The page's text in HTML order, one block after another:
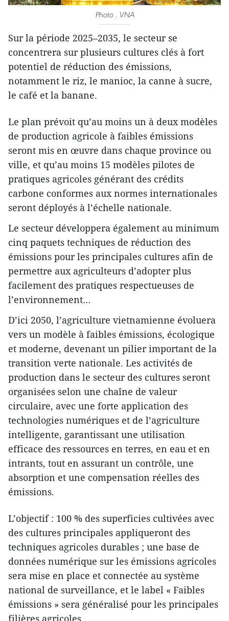
Photo . VNA
Sur la période 2025–2035, le secteur se
concentrera sur plusieurs cultures clés à fort
potentiel de réduction des émissions,
notamment le riz, le manioc, la canne à sucre,
le café et la banane.
Le plan prévoit qu’au moins un à deux modèles
de production agricole à faibles émissions
seront mis en œuvre dans chaque province ou
ville, et qu’au moins 15 modèles pilotes de
pratiques agricoles générant des crédits
carbone conformes aux normes internationales
seront déployés à l’échelle nationale.
Le secteur développera également au minimum
cinq paquets techniques de réduction des
émissions pour les principales cultures afin de
permettre aux agriculteurs d’adopter plus
facilement des pratiques respectueuses de
l’environnement…
D’ici 2050, l’agriculture vietnamienne évoluera
vers un modèle à faibles émissions, écologique
et moderne, devenant un pilier important de la
transition verte nationale. Les activités de
production dans le secteur des cultures seront
organisées selon une chaîne de valeur
circulaire, avec une forte application des
technologies numériques et de l’agriculture
intelligente, garantissant une utilisation
efficace des ressources en terres, en eau et en
intrants, tout en assurant un contrôle, une
absorption et une compensation réelles des
émissions.
L’objectif : 100 % des superficies cultivées avec
des cultures principales appliqueront des
techniques agricoles durables ; une base de
données numérique sur les émissions agricoles
sera mise en place et connectée au système
national de surveillance, et le label « Faibles
émissions » sera généralisé pour les principales